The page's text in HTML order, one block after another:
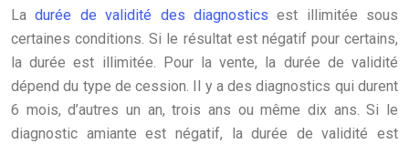
Ladurée de validité des diagnostics est illimitée sous
certaines conditions. Si le résultat est négatif pour certains,
la durée est illimitée. Pour la vente, la durée de validité
dépend du type de cession. Il y a des diagnostics qui durent
6 mois, d’autres un an, trois ans ou même dix ans. Si le
diagnostic amiante est négatif, la durée de validité est